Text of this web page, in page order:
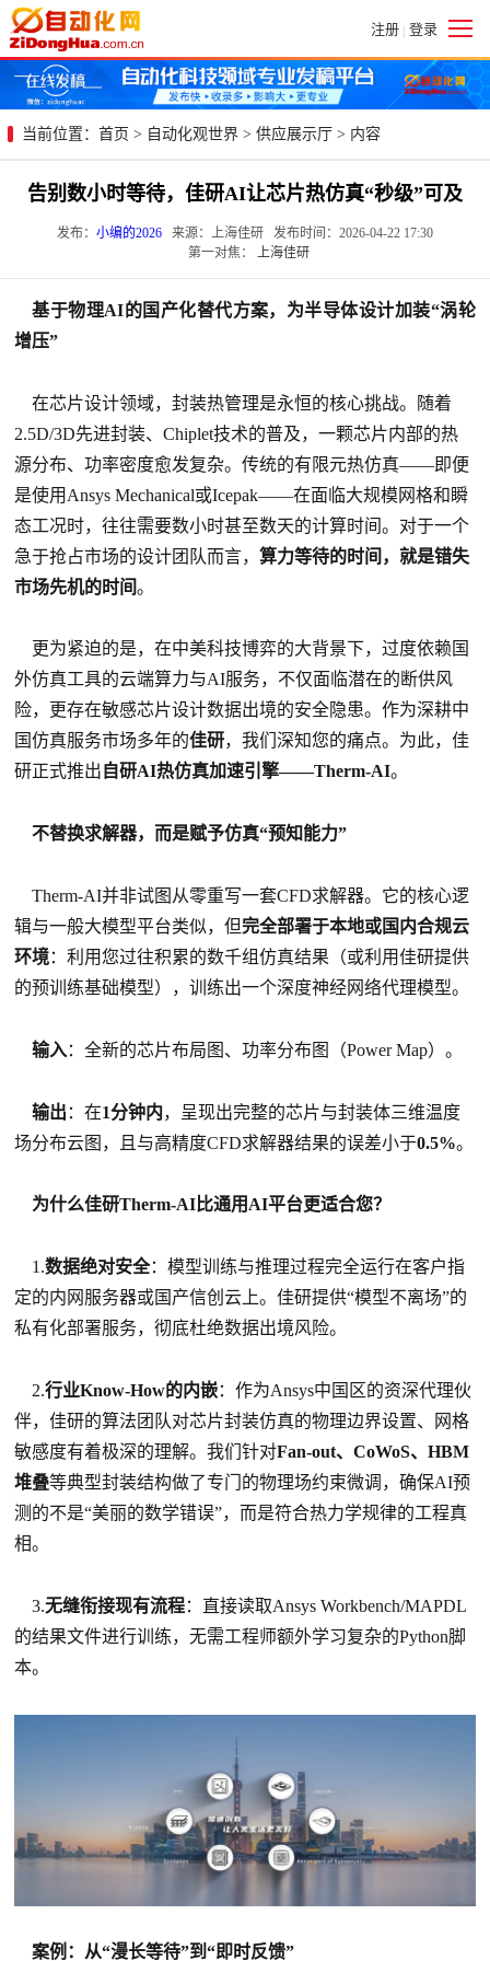
注册 | 登录
当前位置： 首页 > 自动化观世界 > 供应展示厅 > 内容
告别数小时等待，佳研AI让芯片热仿真“秒级”可及
发布： 小编的2026 来源：上海佳研 发布时间：2026-04-22 17:30
第一对焦：
上海佳研
基于物理AI的国产化替代方案，为半导体设计加装“涡轮
增压”
在芯片设计领域，封装热管理是永恒的核心挑战。随着
2.5D/3D先进封装、Chiplet技术的普及，一颗芯片内部的热
源分布、功率密度愈发复杂。传统的有限元热仿真——即便
是使用Ansys Mechanical或Icepak——在面临大规模网格和瞬
态工况时，往往需要数小时甚至数天的计算时间。对于一个
急于抢占市场的设计团队而言，算力等待的时间，就是错失
市场先机的时间。
更为紧迫的是，在中美科技博弈的大背景下，过度依赖国
外仿真工具的云端算力与AI服务，不仅面临潜在的断供风
险，更存在敏感芯片设计数据出境的安全隐患。作为深耕中
国仿真服务市场多年的佳研，我们深知您的痛点。为此，佳
研正式推出 自研AI热仿真加速引擎——Therm-AI。
不替换求解器，而是赋予仿真“预知能力”
Therm-AI并非试图从零重写一套CFD求解器。它的核心逻
辑与一般大模型平台类似，但完全部署于本地或国内合规云
环境：利用您过往积累的数千组仿真结果（或利用佳研提供
的预训练基础模型），训练出一个深度神经网络代理模型。
输入：全新的芯片布局图、功率分布图（Power Map）。
输出 ：在1分钟内，呈现出完整的芯片与封装体三维温度
场分布云图，且与高精度CFD求解器结果的误差小于0.5%。
为什么佳研Therm-AI比通用AI平台更适合您？
1.数据绝对安全：模型训练与推理过程完全运行在客户指
定的内网服务器或国产信创云上。佳研提供“模型不离场”的
私有化部署服务，彻底杜绝数据出境风险。
2.行业Know-How的内嵌：作为Ansys中国区的资深代理伙
伴，佳研的算法团队对芯片封装仿真的物理边界设置、网格
敏感度有着极深的理解。我们针对Fan-out、CoWoS、HBM
堆叠等典型封装结构做了专门的物理场约束微调，确保AI预
测的不是“美丽的数学错误”，而是符合热力学规律的工程真
相。
3.无缝衔接现有流程：直接读取Ansys Workbench/MAPDL
的结果文件进行训练，无需工程师额外学习复杂的Python脚
本。
案例：从“漫长等待”到“即时反馈”